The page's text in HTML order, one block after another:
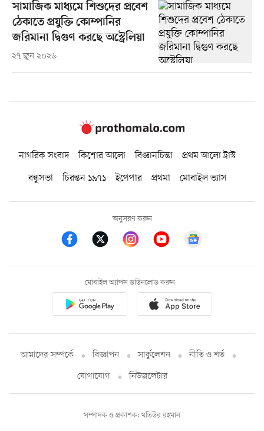
সামাজিক মাধ্যমে শিশুদের প্রবেশ
ঠেকাতে প্রযুক্তি কোম্পানির
জরিমানা দ্বিগুণ করছে অস্ট্রেলিয়া
২৭ জুন ২০২৬
নাগরিক সংবাদ কিশোর আলো বিজ্ঞানচিন্তা
প্রথম আলো ট্রাস্ট
বন্ধুসভা
চিরন্তন ১৯৭১ ইপেপার প্রথমা মোবাইল ভ্যাস
অনুসরণ করুন
মোবাইল অ্যাপস ডাউনলোড করুন
আমাদের সম্পর্কে বিজ্ঞাপন সার্কুলেশন
নীতি ও শর্ত
যোগাযোগ
নিউজলেটার
সম্পাদক ও প্রকাশক: মতিউর রহমান